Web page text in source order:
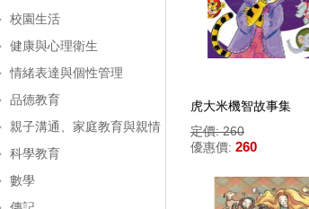
校園生活
健康與心理衛生
情緒表達與個性管理
品德教育
親子溝通、家庭教育與親情
科學教育
數學
虎大米機智故事集
定價: 260
優惠價: 260